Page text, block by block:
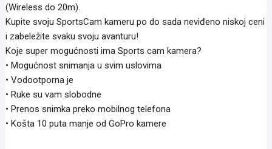
(Wireless do 20m).
Kupite svoju SportsCam kameru po do sada neviđeno niskoj ceni
i zabeležite svaku svoju avanturu!
Koje super mogućnosti ima Sports cam kamera?
• Mogućnost snimanja u svim uslovima
• Vodootporna je
• Ruke su vam slobodne
• Prenos snimka preko mobilnog telefona
• Košta 10 puta manje od GoPro kamere